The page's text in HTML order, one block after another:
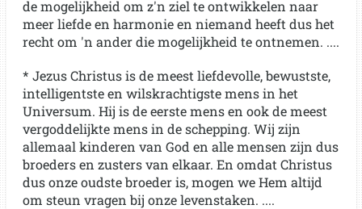
de mogelijkheid om z'n ziel te ontwikkelen naar
meer liefde en harmonie en niemand heeft dus het
recht om 'n ander die mogelijkheid te ontnemen. ....
* Jezus Christus is de meest liefdevolle, bewustste,
intelligentste en wilskrachtigste mens in het
Universum. Hij is de eerste mens en ook de meest
vergoddelijkte mens in de schepping. Wij zijn
allemaal kinderen van God en alle mensen zijn dus
broeders en zusters van elkaar. En omdat Christus
dus onze oudste broeder is, mogen we Hem altijd
om steun vragen bij onze levenstaken. ....